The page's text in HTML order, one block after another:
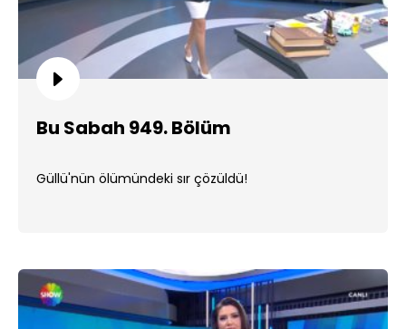
Bu Sabah 949. Bölüm
Güllü'nün ölümündeki sır çözüldü!